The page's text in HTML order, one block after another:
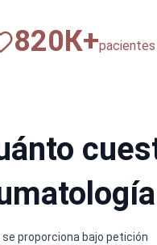
820К+
se proporciona bajo petición